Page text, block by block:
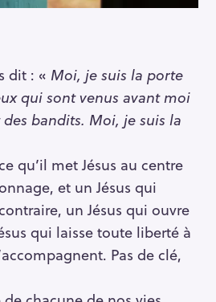
dit : « Moi, je suis la porte
qui sont venus avant moi
bandits. Moi, je suis la
qu’il met Jésus au centre
et un Jésus qui
un Jésus qui ouvre
qui laisse toute liberté à
Pas de clé,